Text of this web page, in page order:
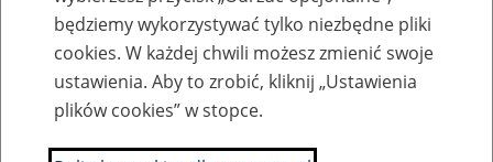
Nazwa zakładu pracy:
SZUKAJ
będziemy wykorzystywać tylko niezbędne pliki
cookies. W każdej chwili możesz zmienić swoje
ustawienia. Aby to zrobić, kliknij „Ustawienia
plików cookies” w stopce.